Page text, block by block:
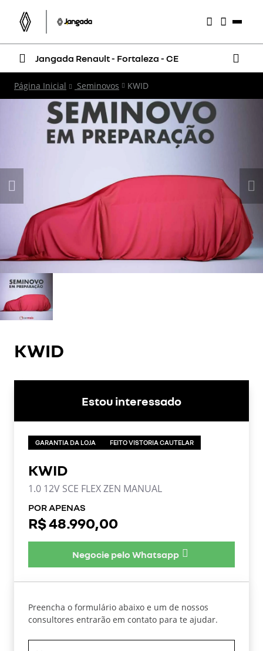
Jangada Renault - Fortaleza - CE
Página Inicial Seminovos KWID
KWID
Estou interessado
GARANTIA DA LOJA FEITO VISTORIA CAUTELAR
KWID
1.0 12V SCE FLEX ZEN MANUAL
POR APENAS
R$ 48.990,00
Negocie pelo Whatsapp
Preencha o formulário abaixo e um de nossos
consultores entrarão em contato para te ajudar.